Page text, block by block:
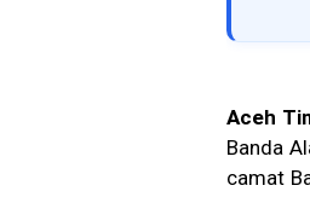
Aceh
Banda
camat